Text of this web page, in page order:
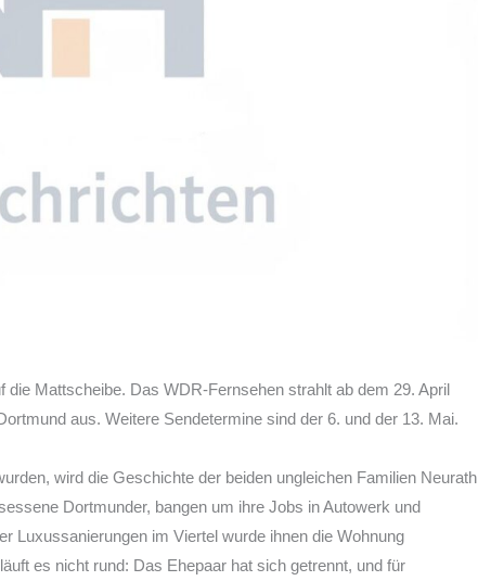
Mattscheibe. Das WDR-Fernsehen strahlt ab dem 29. April
aus. Weitere Sendetermine sind der 6. und der 13. Mai.
wird die Geschichte der beiden ungleichen Familien Neurath
Dortmunder, bangen um ihre Jobs in Autowerk und
Luxussanierungen im Viertel wurde ihnen die Wohnung
es nicht rund: Das Ehepaar hat sich getrennt, und für